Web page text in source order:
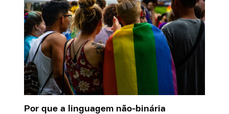
Por que a linguagem não-binária